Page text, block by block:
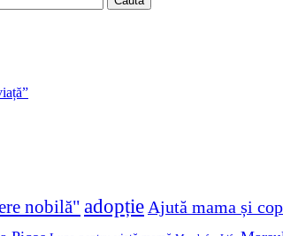
nobilă" adopție Ajută mama și